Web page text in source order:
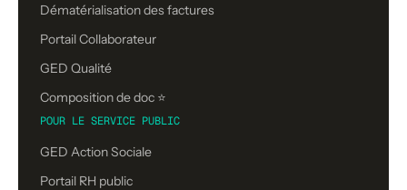
Dématérialisation des factures
Portail Collaborateur
GED Qualité
Composition de doc ⭐️
POUR LE SERVICE PUBLIC
GED Action Sociale
Portail RH public